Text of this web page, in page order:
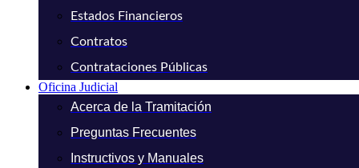
Estados Financieros
Contratos
Contrataciones Públicas
Oficina Judicial
Acerca de la Tramitación
Preguntas Frecuentes
Instructivos y Manuales